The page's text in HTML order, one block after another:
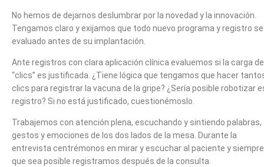
No hemos de dejarnos deslumbrar por la novedad y la innovación.
Tengamos claro y exijamos que todo nuevo programa y registro
evaluado antes de su implantación.
Ante registros con clara aplicación clínica evaluemos si la carga de
“clics” es justificada. ¿Tiene lógica que tengamos que hacer
clics para registrar la vacuna de la gripe? ¿Sería posible robotizar
registro? Si no está justificado, cuestionémoslo.
Trabajemos con atención plena, escuchando y sintiendo palabras,
gestos y emociones de los dos lados de la mesa. Durante la
entrevista centrémonos en mirar y escuchar al paciente y siempre
que sea posible registramos después de la consulta.